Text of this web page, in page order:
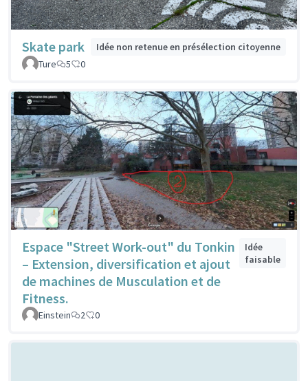
Skate park
Idée non retenue en présélection citoyenne
Ture
5 0
Espace "Street Work-out" du Tonkin
– Extension, diversification et ajout
de machines de Musculation et de
Fitness.
Idée
faisable
Einstein 2 0